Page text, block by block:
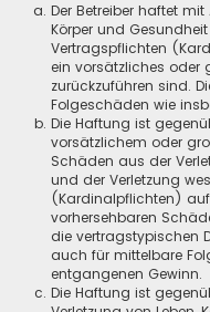
Der Betreiber haftet
Körper und
Vertragspflichten
ein vorsätzliches oder
zurückzuführen sind.
Folgeschäden wie
Die Haftung ist
vorsätzlichem oder
Schäden aus der
und der Verletzung
(Kardinalpflichten)
vorhersehbaren
die vertragstypischen
auch für mittelbare
entgangenen Gewinn.
Die Haftung ist